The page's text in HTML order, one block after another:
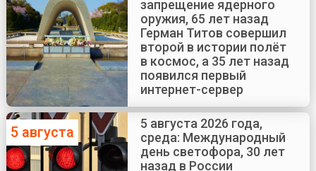
запрещение ядерного
оружия, 65 лет назад
Герман Титов совершил
второй в истории полёт
в космос, а 35 лет назад
появился первый
интернет-сервер
5 августа
5 августа 2026 года,
среда: Международный
день светофора, 30 лет
назад в России